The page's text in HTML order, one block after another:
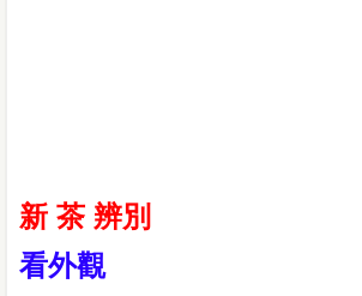
新 茶 辨別
看外觀